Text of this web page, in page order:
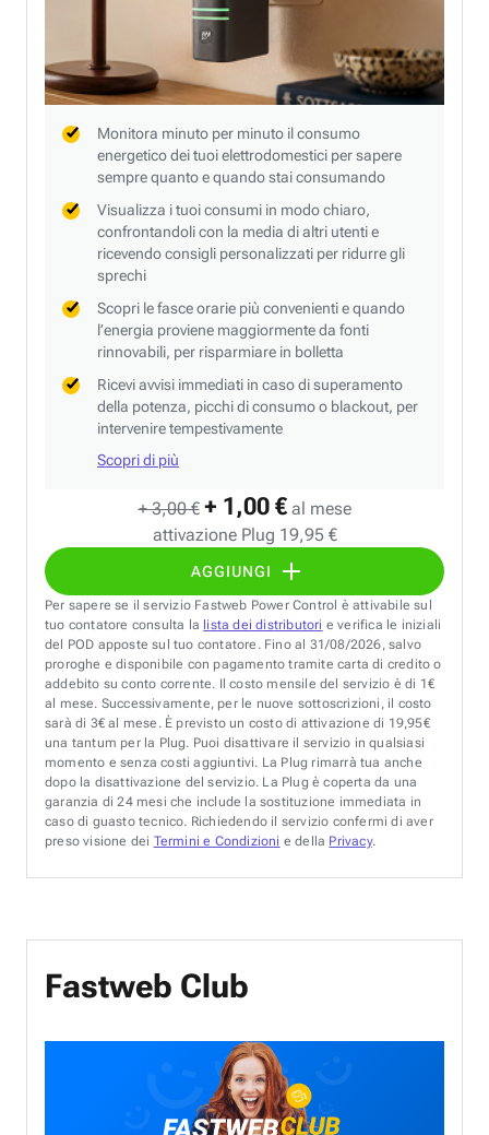
+ 3,00 € + 1,00 € al mese
attivazione Plug 19,95 €
AGGIUNGI
Monitora minuto per minuto il consumo
energetico dei tuoi elettrodomestici per sapere
sempre quanto e quando stai consumando
Visualizza i tuoi consumi in modo chiaro,
confrontandoli con la media di altri utenti e
ricevendo consigli personalizzati per ridurre gli
sprechi
Scopri le fasce orarie più convenienti e quando
l’energia proviene maggiormente da fonti
rinnovabili, per risparmiare in bolletta
Ricevi avvisi immediati in caso di superamento
della potenza, picchi di consumo o blackout, per
intervenire tempestivamente
Scopri di più
Per sapere se il servizio Fastweb Power Control è attivabile sul
tuo contatore consulta la lista dei distributori e verifica le iniziali
del POD apposte sul tuo contatore. Fino al 31/08/2026, salvo
proroghe e disponibile con pagamento tramite carta di credito o
addebito su conto corrente. Il costo mensile del servizio è di 1€
al mese. Successivamente, per le nuove sottoscrizioni, il costo
sarà di 3€ al mese. È previsto un costo di attivazione di 19,95€
una tantum per la Plug. Puoi disattivare il servizio in qualsiasi
momento e senza costi aggiuntivi. La Plug rimarrà tua anche
dopo la disattivazione del servizio. La Plug è coperta da una
garanzia di 24 mesi che include la sostituzione immediata in
caso di guasto tecnico. Richiedendo il servizio confermi di aver
preso visione dei Termini e Condizioni e della Privacy.
Fastweb Club